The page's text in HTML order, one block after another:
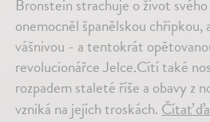
Bronstein strachuje o život
onemocněl španělskou chřipkou,
vášnivou - a tentokrát
revolucionářce Jelce.Cítí také
rozpadem staleté říše a obavy z
vzniká na jejích troskách.Čítať